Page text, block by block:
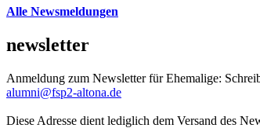
Alle Newsmeldungen
newsletter
Anmeldung zum Newsletter für Ehemalige:
alumni@fsp2-altona.de
Diese Adresse dient lediglich dem Versand des